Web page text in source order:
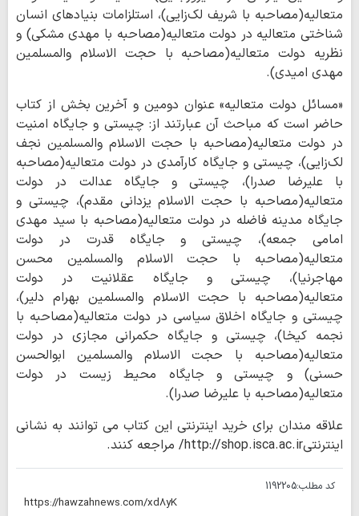
متعالیه(مصاحبه با شریف لک‌زایی)، استلزامات بنیادهای انسان
شناختی متعالیه در دولت متعالیه(مصاحبه با مهدی مشکی) و
نظریه دولت متعالیه(مصاحبه با حجت الاسلام والمسلمین
مهدی امیدی).
«مسائل دولت متعالیه» عنوان دومین و آخرین بخش از کتاب
حاضر است که مباحث آن عبارتند از: چیستی و جایگاه امنیت
در دولت متعالیه(مصاحبه با حجت الاسلام والمسلمین نجف
لک‌زایی)، چیستی و جایگاه کارآمدی در دولت متعالیه(مصاحبه
با علیرضا صدرا)، چیستی و جایگاه عدالت در دولت
متعالیه(مصاحبه با حجت الاسلام یزدانی مقدم)، چیستی و
جایگاه مدینه فاضله در دولت متعالیه(مصاحبه با سید مهدی
امامی جمعه)، چیستی و جایگاه قدرت در دولت
متعالیه(مصاحبه با حجت الاسلام والمسلمین محسن
مهاجرنیا)، چیستی و جایگاه عقلانیت در دولت
متعالیه(مصاحبه با حجت الاسلام والمسلمین بهرام دلیر)،
چیستی و جایگاه اخلاق سیاسی در دولت متعالیه(مصاحبه با
نجمه کیخا)، چیستی و جایگاه حکمرانی مجازی در دولت
متعالیه(مصاحبه با حجت الاسلام والمسلمین ابوالحسن
حسنی) و چیستی و جایگاه محیط زیست در دولت
متعالیه(مصاحبه با علیرضا صدرا).
علاقه مندان برای خرید اینترنتی این کتاب می توانند به نشانی
اینترنتیhttp://shop.isca.ac.ir/ مراجعه کنند.
کد مطلب:1192205